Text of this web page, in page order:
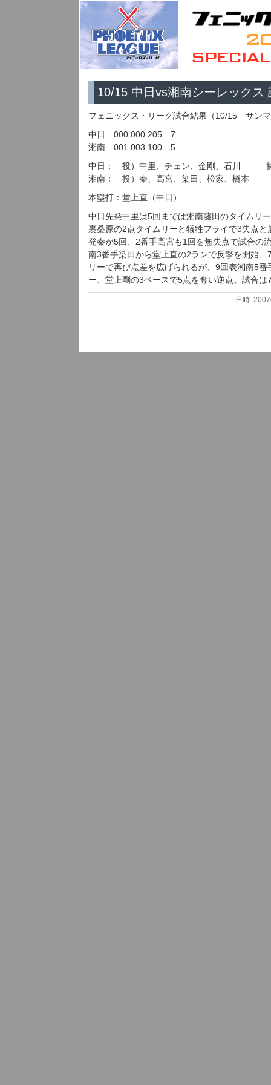
10/15 中日vs湘南シーレックス
フェニックス・リーグ試合結果（10/15 サン
中日 000 000 205 7
湘南 001 003 100 5
中日： 投）中里、チェン、金剛、石川 捕
湘南： 投）秦、高宮、染田、松家、橋本
本塁打：堂上直（中日）
中日先発中里は5回までは湘南藤田のタイムリ
裏桑原の2点タイムリーと犠牲フライで3失点
発秦が5回、2番手高宮も1回を無失点で試合の
南3番手染田から堂上直の2ランで反撃を開始
リーで再び点差を広げられるが、9回表湘南5
ー、堂上剛の3ベースで5点を奪い逆点。試合
日時: